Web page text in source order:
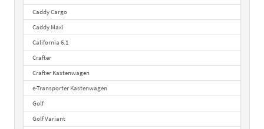
Caddy Cargo
Caddy Maxi
California 6.1
Crafter
Crafter Kastenwagen
e-Transporter Kastenwagen
Golf
Golf Variant